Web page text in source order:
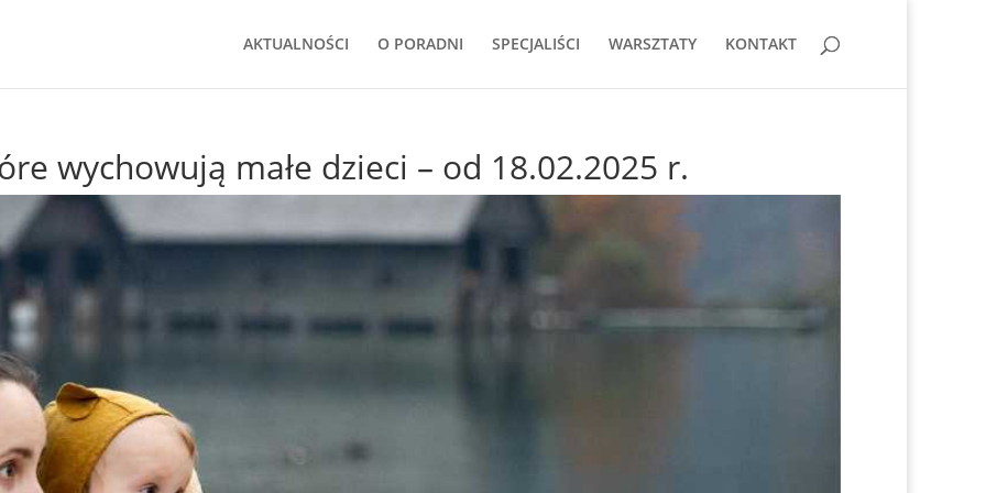
AKTUALNOŚCI O PORADNI SPECJALIŚCI WARSZTATY KONTAKT
wychowują małe dzieci – od 18.02.2025 r.